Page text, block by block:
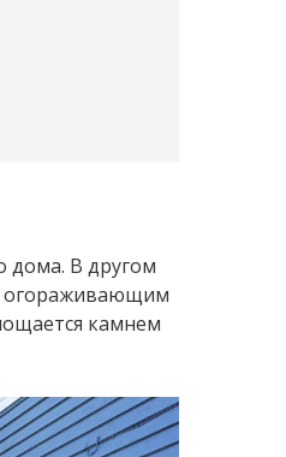
дома. В другом
огораживающим
камнем